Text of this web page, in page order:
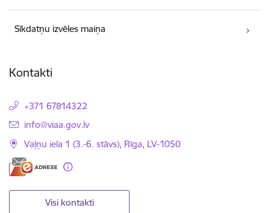
Sīkdatņu izvēles maiņa
Kontakti
+371 67814322
E-pasts:
info@viaa.gov.lv
Vaļņu iela 1 (3.-6. stāvs), Rīga, LV-1050
Visi kontakti